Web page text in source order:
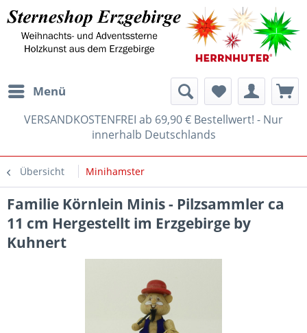
Menü
VERSANDKOSTENFREI ab 69,90 € Bestellwert! - Nur
innerhalb Deutschlands
Übersicht Minihamster
Familie Körnlein Minis - Pilzsammler ca
11 cm Hergestellt im Erzgebirge by
Kuhnert